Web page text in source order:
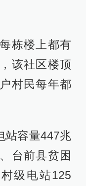
栋楼上都有
该社区楼顶
村民每年都
站容量447兆
台前县贫困
级电站125